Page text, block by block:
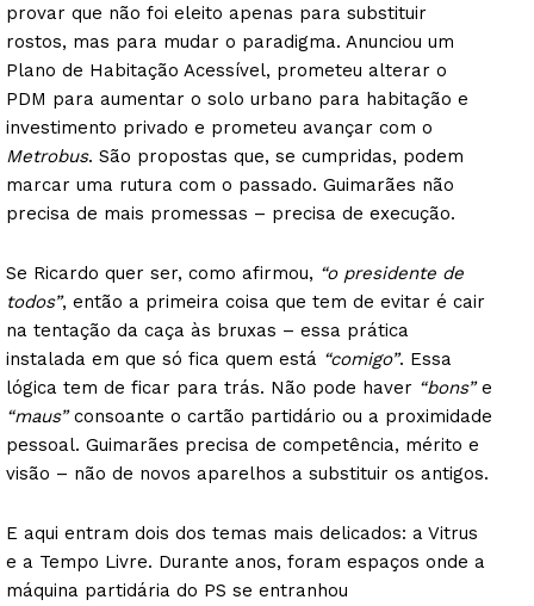
provar que não foi eleito apenas para substituir
rostos, mas para mudar o paradigma. Anunciou um
Plano de Habitação Acessível, prometeu alterar o
PDM para aumentar o solo urbano para habitação e
investimento privado e prometeu avançar com o
Metrobus. São propostas que, se cumpridas, podem
marcar uma rutura com o passado. Guimarães não
precisa de mais promessas – precisa de execução.
Se Ricardo quer ser, como afirmou, “o presidente de
todos”, então a primeira coisa que tem de evitar é cair
na tentação da caça às bruxas – essa prática
instalada em que só fica quem está “comigo”. Essa
lógica tem de ficar para trás. Não pode haver “bons”e
“maus”consoante o cartão partidário ou a proximidade
pessoal. Guimarães precisa de competência, mérito e
visão – não de novos aparelhos a substituir os antigos.
E aqui entram dois dos temas mais delicados: a Vitrus
e a Tempo Livre. Durante anos, foram espaços onde a
máquina partidária do PS se entranhou